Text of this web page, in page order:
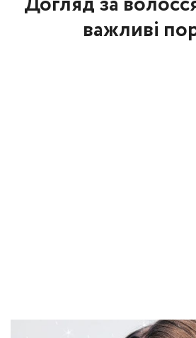
важливі